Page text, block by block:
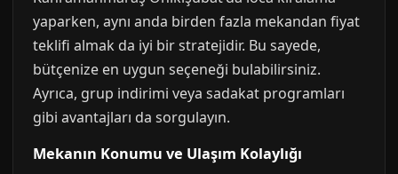
yaparken, aynı anda birden fazla mekandan fiyat
teklifi almak da iyi bir stratejidir. Bu sayede,
bütçenize en uygun seçeneği bulabilirsiniz.
Ayrıca, grup indirimi veya sadakat programları
gibi avantajları da sorgulayın.
Mekanın Konumu ve Ulaşım Kolaylığı